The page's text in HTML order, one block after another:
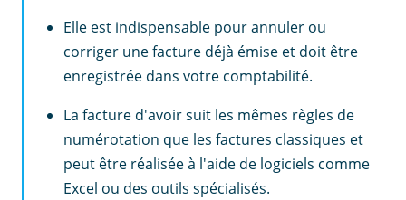
Elle est indispensable pour annuler ou
corriger une facture déjà émise et doit être
enregistrée dans votre comptabilité.
La facture d'avoir suit les mêmes règles de
numérotation que les factures classiques et
peut être réalisée à l'aide de logiciels comme
Excel ou des outils spécialisés.